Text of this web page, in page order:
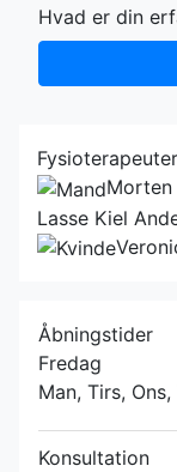
Hvad er din
Fysioterapeuter
Morten
Lasse Kiel
Åbningstider
Fredag
Man, Tirs, Ons,
Konsultation